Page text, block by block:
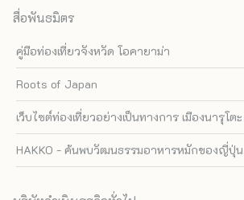
สื่อพันธมิตร
คู่มือท่องเที่ยวจังหวัด โอคายาม่า
Roots of Japan
เว็บไซต์ท่องเที่ยวอย่างเป็นทางการ เมืองนารุโตะ
HAKKO - ค้นพบวัฒนธรรมอาหารหมักของญี่ปุ่น